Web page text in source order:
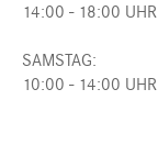
14:00 - 18:00 UHR
SAMSTAG:
10:00 - 14:00 UHR